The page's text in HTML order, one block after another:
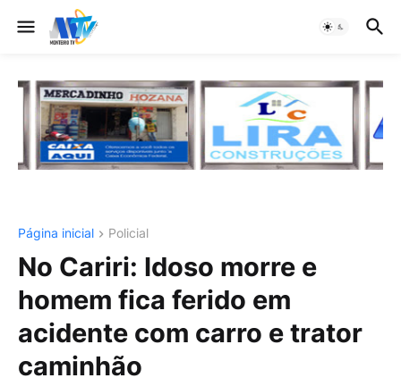
Página inicial Policial
No Cariri: Idoso morre e
homem fica ferido em
acidente com carro e trator
caminhão